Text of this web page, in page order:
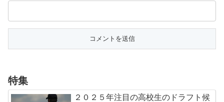
特集
２０２５年注目の高校生のドラフト候